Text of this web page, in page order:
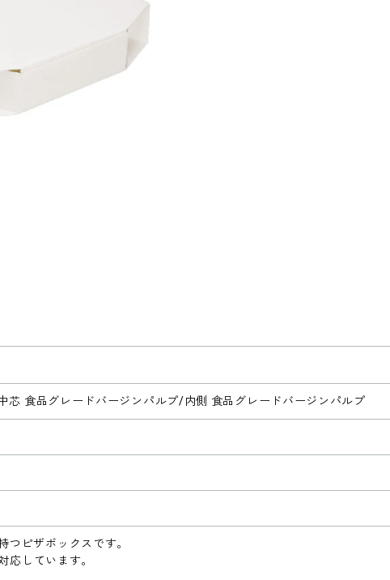
芯 食品グレードバージンパルプ/内側 食品グレードバージンパルプ
つピザボックスです。
応しています。